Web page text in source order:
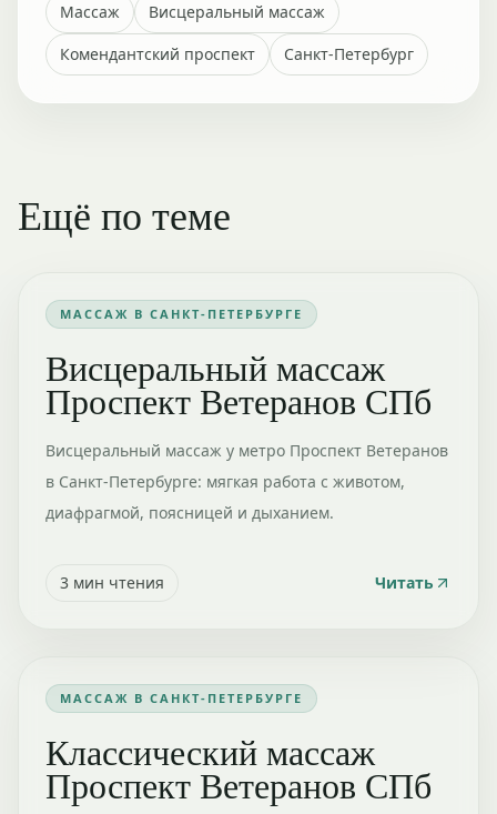
Массаж
Висцеральный массаж
Комендантский проспект
Санкт-Петербург
Ещё по теме
МАССАЖ В САНКТ-ПЕТЕРБУРГЕ
Висцеральный массаж
Проспект Ветеранов СПб
Висцеральный массаж у метро Проспект Ветеранов
в Санкт-Петербурге: мягкая работа с животом,
диафрагмой, поясницей и дыханием.
3 мин чтения Читать
МАССАЖ В САНКТ-ПЕТЕРБУРГЕ
Классический массаж
Проспект Ветеранов СПб